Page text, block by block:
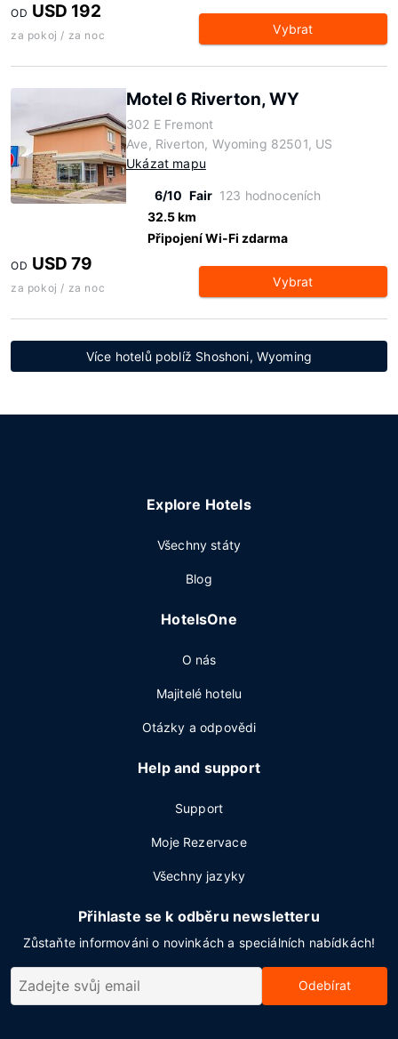
OD USD 192
za pokoj / za noc Vybrat
Motel 6 Riverton, WY
302 E Fremont
Ave, Riverton, Wyoming 82501, US
Ukázat mapu
6/10 Fair 123 hodnoceních
32.5 km
Připojení Wi-Fi zdarma
OD USD 79
za pokoj / za noc Vybrat
Více hotelů poblíž Shoshoni, Wyoming
Explore Hotels
Všechny státy
Blog
HotelsOne
O nás
Majitelé hotelu
Otázky a odpovědi
Help and support
Support
Moje Rezervace
Všechny jazyky
Přihlaste se k odběru newsletteru
Zůstaňte informováni o novinkách a speciálních nabídkách!
Odebírat